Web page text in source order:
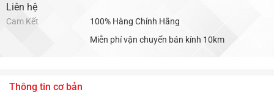
hạng 5.00
5 sao
Liên hệ
Cam Kết
100% Hàng Chính Hãng
Miễn phí vận chuyển bán kính 10km
Thông tin cơ bản